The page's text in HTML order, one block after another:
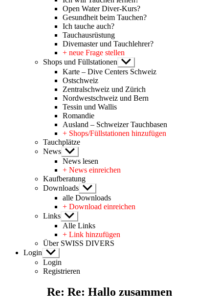
Open Water Diver-Kurs?
Gesundheit beim Tauchen?
Ich tauche auch?
Tauchausrüstung
Divemaster und Tauchlehrer?
+ neue Frage stellen
Shops und Füllstationen Untermenü
anzeigen
Karte – Dive Centers Schweiz
Ostschweiz
Zentralschweiz und Zürich
Nordwestschweiz und Bern
Tessin und Wallis
Romandie
Ausland – Schweizer Tauchbasen
+ Shops/Füllstationen hinzufügen
Tauchplätze
News Untermenü
anzeigen
News lesen
+ News einreichen
Kaufberatung
Downloads Untermenü
anzeigen
alle Downloads
+ Download einreichen
Links Untermenü
anzeigen
Alle Links
+ Link hinzufügen
Über SWISS DIVERS
Login Untermenü
anzeigen
Login
Registrieren
Re: Re: Hallo zusammen